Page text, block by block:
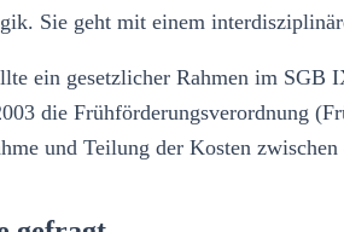
Sie geht mit einem
ein gesetzlicher Rahmen im SGB
die Frühförderungsverordnung
und Teilung der Kosten